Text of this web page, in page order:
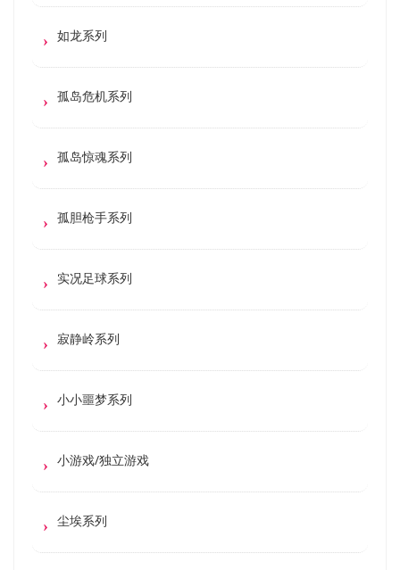
如龙系列
孤岛危机系列
孤岛惊魂系列
孤胆枪手系列
实况足球系列
寂静岭系列
小小噩梦系列
小游戏/独立游戏
尘埃系列